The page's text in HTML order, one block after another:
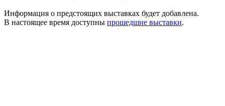
Информация о предстоящих выставках будет добавлена.
В настоящее время доступны прошедшие выставки.